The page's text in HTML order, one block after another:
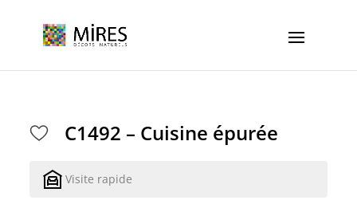
C1492 – Cuisine épurée
Visite rapide